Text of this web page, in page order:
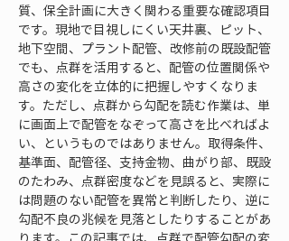
質、保全計画に大きく関わる重要な確認項目
です。現地で目視しにくい天井裏、ピット、
地下空間、プラント配管、改修前の既設配管
でも、点群を活用すると、配管の位置関係や
高さの変化を立体的に把握しやすくなりま
す。ただし、点群から勾配を読む作業は、単
に画面上で配管をなぞって高さを比べればよ
い、というものではありません。取得条件、
基準面、配管径、支持金物、曲がり部、既設
のたわみ、点群密度などを見誤ると、実際に
は問題のない配管を異常と判断したり、逆に
勾配不良の兆候を見落としたりすることがあ
ります。この記事では、点群で配管勾配の変